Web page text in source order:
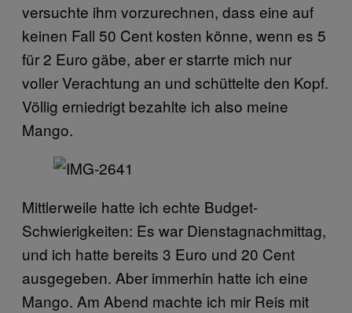
versuchte ihm vorzurechnen, dass eine auf
keinen Fall 50 Cent kosten könne, wenn es 5
für 2 Euro gäbe, aber er starrte mich nur
voller Verachtung an und schüttelte den Kopf.
Völlig erniedrigt bezahlte ich also meine
Mango.
Mittlerweile hatte ich echte Budget-
Schwierigkeiten: Es war Dienstagnachmittag,
und ich hatte bereits 3 Euro und 20 Cent
ausgegeben. Aber immerhin hatte ich eine
Mango. Am Abend machte ich mir Reis mit